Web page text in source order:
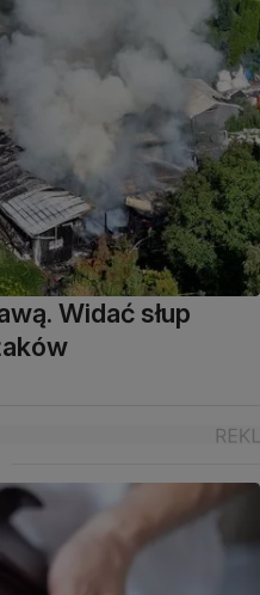
Widać słup